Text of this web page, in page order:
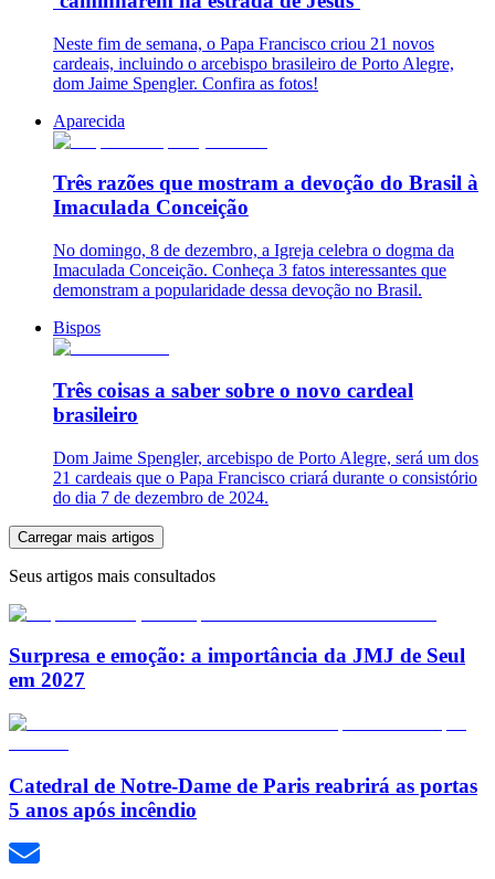
Neste fim de semana, o Papa Francisco criou 21 novos
cardeais, incluindo o arcebispo brasileiro de Porto Alegre,
dom Jaime Spengler. Confira as fotos!
Aparecida
Três razões que mostram a devoção do Brasil à
Imaculada Conceição
No domingo, 8 de dezembro, a Igreja celebra o dogma da
Imaculada Conceição. Conheça 3 fatos interessantes que
demonstram a popularidade dessa devoção no Brasil.
Bispos
Três coisas a saber sobre o novo cardeal
brasileiro
Dom Jaime Spengler, arcebispo de Porto Alegre, será um dos
21 cardeais que o Papa Francisco criará durante o consistório
do dia 7 de dezembro de 2024.
Carregar mais artigos
Seus artigos mais consultados
Surpresa e emoção: a importância da JMJ de Seul
em 2027
Catedral de Notre-Dame de Paris reabrirá as portas
5 anos após incêndio